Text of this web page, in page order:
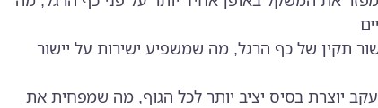
תקין של כף הרגל, מה שמשפיע ישירות על יישור
יוצרת בסיס יציב יותר לכל הגוף, מה שמפחית את